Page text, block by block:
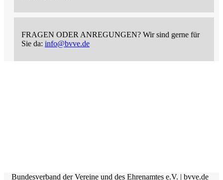
FRAGEN ODER ANREGUNGEN? Wir sind gerne für
Sie da: info@bvve.de
Bundesverband der Vereine und des Ehrenamtes e.V. | bvve.de